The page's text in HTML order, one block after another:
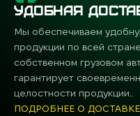
УДОБНАЯ
Мы обеспечиваем
продукции по всей
собственном грузовом
гарантирует
целостности продукции..
ПОДРОБНЕЕ О